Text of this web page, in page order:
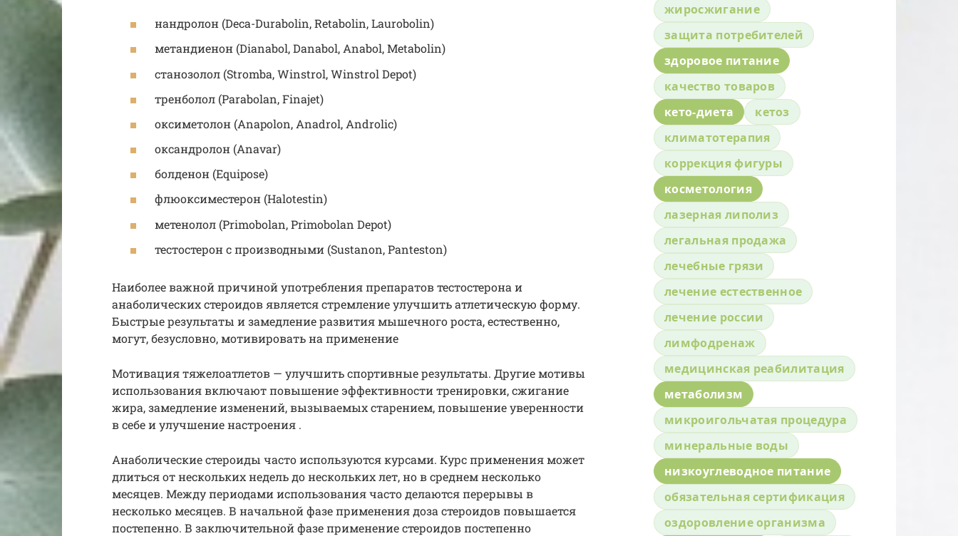
нандролон (Deca-Durabolin, Retabolin, Laurobolin)
метандиенон (Dianabol, Danabol, Anabol, Metabolin)
станозолол (Stromba, Winstrol, Winstrol Depot)
тренболол (Parabolan, Finajet)
оксиметолон (Anapolon, Anadrol, Androlic)
оксандролон (Anavar)
болденон (Equipose)
флюоксиместерон (Halotestin)
метенолол (Primobolan, Primobolan Depot)
тестостерон с производными (Sustanon, Panteston)
Наиболее важной причиной употребления препаратов тестостерона и
анаболических стероидов является стремление улучшить атлетическую форму.
Быстрые результаты и замедление развития мышечного роста, естественно,
могут, безусловно, мотивировать на применение
Мотивация тяжелоатлетов — улучшить спортивные результаты. Другие мотивы
использования включают повышение эффективности тренировки, сжигание
жира, замедление изменений, вызываемых старением, повышение уверенности
в себе и улучшение настроения .
Анаболические стероиды часто используются курсами. Курс применения может
длиться от нескольких недель до нескольких лет, но в среднем несколько
месяцев. Между периодами использования часто делаются перерывы в
несколько месяцев. В начальной фазе применения доза стероидов повышается
постепенно. В заключительной фазе применение стероидов постепенно
жиросжигание
защита потребителей
здоровое питание
качество товаров
кето-диета
кетоз
климатотерапия
коррекция фигуры
косметология
лазерная липолиз
легальная продажа
лечебные грязи
лечение естественное
лечение россии
лимфодренаж
медицинская реабилитация
метаболизм
микроигольчатая процедура
минеральные воды
низкоуглеводное питание
обязательная сертификация
оздоровление организма